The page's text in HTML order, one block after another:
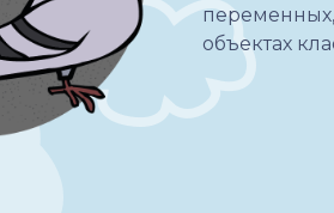
переменных,
объектах